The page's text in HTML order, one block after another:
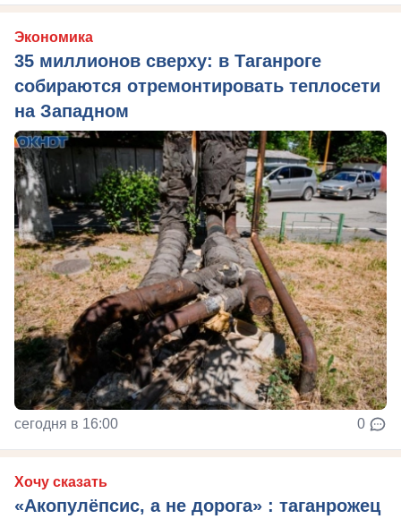
Экономика
35 миллионов сверху: в Таганроге
собираются отремонтировать теплосети
на Западном
сегодня в 16:00 0
Хочу сказать
«Акопулёпсис, а не дорога» : таганрожец